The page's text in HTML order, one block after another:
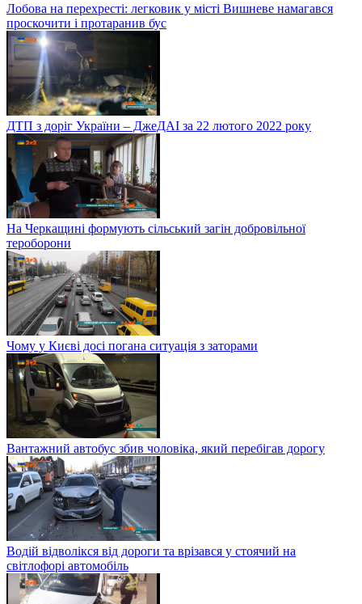
Лобова на перехресті: легковик у місті Вишневе намагався
проскочити і протаранив бус
ДТП з доріг України – ДжеДАІ за 22 лютого 2022 року
На Черкащині формують сільський загін добровільної
тероборони
Чому у Києві досі погана ситуація з заторами
Вантажний автобус збив чоловіка, який перебігав дорогу
Водій відволікся від дороги та врізався у стоячий на
світлофорі автомобіль